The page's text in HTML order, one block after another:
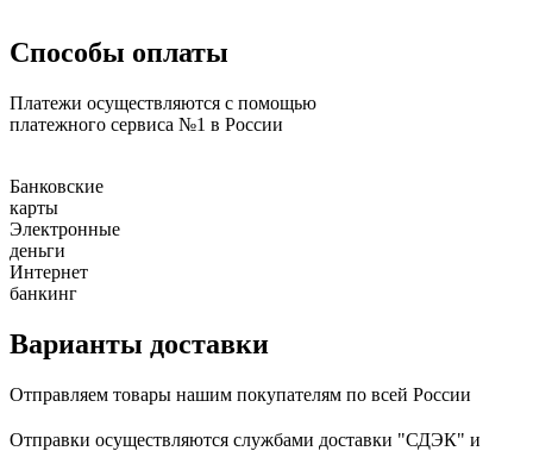
Способы оплаты
Платежи осуществляются с помощью
платежного сервиса №1 в России
Банковские
карты
Электронные
деньги
Интернет
банкинг
Варианты доставки
Отправляем товары нашим покупателям по всей России
Отправки осуществляются службами доставки "СДЭК" и